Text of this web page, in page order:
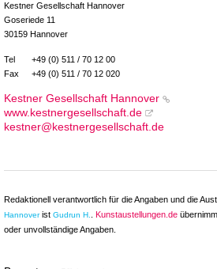
Kestner Gesellschaft Hannover
Goseriede 11
30159 Hannover
Tel
+49 (0) 511 / 70 12 00
Fax
+49 (0) 511 / 70 12 020
Kestner Gesellschaft Hannover
www.kestnergesellschaft.de
kestner@kestnergesellschaft.de
Redaktionell verantwortlich für die Angaben und die
Hannoverist Gudrun H. Kunstaustellungen.de
oder unvollständige Angaben.